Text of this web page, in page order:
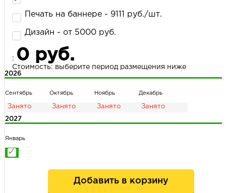
Печать на баннере - 9111 руб./шт.
Дизайн - от 5000 руб.
: 0 руб.
Стоимость: выберите период размещения ниже
2026
Сентябрь Октябрь Ноябрь Декабрь
2027
Январь
Добавить в корзину